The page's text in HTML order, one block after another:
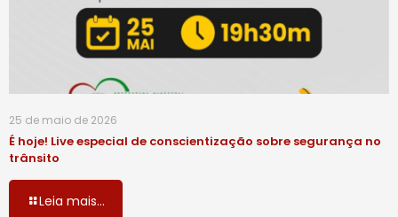
25 de maio de 2026
É hoje! Live especial de conscientização sobre segurança no
trânsito
Leia mais...